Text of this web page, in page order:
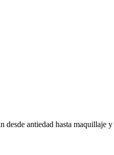
antiedad hasta maquillaje